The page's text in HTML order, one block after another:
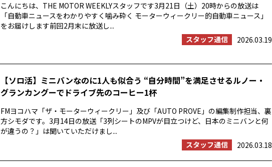
こんにちは、THE MOTOR WEEKLYスタッフです3月21日（土）20時からの放送は
「自動車ニュースをわかりやすく噛み砕く モーターウィークリー的自動車ニュース」
をお届けします前回2月末に放送し...
スタッフ通信
2026.03.19
【ソロ活】ミニバンなのに1人も似合う “自分時間”を満足させるルノー・
グランカングーでドライブ先のコーヒー1杯
FMヨコハマ「ザ・モーターウィークリー」及び「AUTO PROVE」の編集制作担当、裏
方シモダです。3月14日の放送「3列シートのMPVが目立つけど、日本のミニバンと何
が違うの？」は聞いていただけまし...
スタッフ通信
2026.03.18